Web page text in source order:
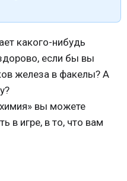
какого-нибудь
если бы вы
железа в факелы? А
вы можете
в игре, в то, что вам